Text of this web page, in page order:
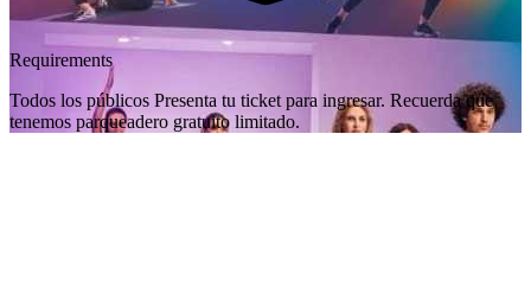
Requirements
Todos los públicos Presenta tu ticket para ingresar. Recuerda que
tenemos parqueadero gratuito limitado.